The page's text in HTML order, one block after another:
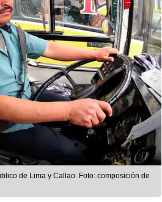
de Lima y Callao. Foto: composición de